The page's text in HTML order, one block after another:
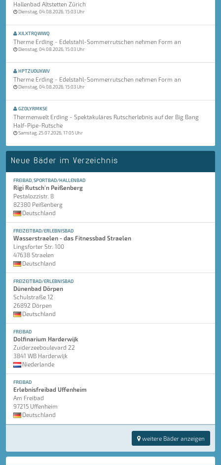
Hallenbad Altstetten Zürich
Dienstag, 04.08.2026, 15:03 Uhr
XJLXTRQWWQ
Therme Erding - Edelstahl-Sommerrutschen nehmen Form an
Dienstag, 04.08.2026, 15:03 Uhr
HPTZUOUXWV
Therme Erding - Edelstahl-Sommerrutschen nehmen Form an
Dienstag, 04.08.2026, 15:03 Uhr
GZDLYRMKSE
Thermenwelt Erding - Spektakuläres Rutscherlebnis auf der Big Bang
Half-Pipe-Rutsche
Samstag, 25.07.2026, 17:05 Uhr
Neue Bäder im Verzeichnis
FREIBAD, SPORTBAD/HALLENBAD
Rigi Rutsch'n Peißenberg
Pestalozzistr. 8
82380 Peißenberg
Deutschland
FREIZEITBAD/ERLEBNISBAD
Wasserstraelen - das Fitnessbad Straelen
Lingsforter Str. 100
47638 Straelen
Deutschland
FREIZEITBAD/ERLEBNISBAD
Dünenbad Dörpen
Schulstraße 12
26892 Dörpen
Deutschland
FREIBAD
Dolfinarium Harderwijk
Zuiderzeeboulevard 22
3841 WB Harderwijk
Niederlande
FREIBAD
Erlebnisfreibad Uffenheim
Am Freibad
97215 Uffenheim
Deutschland
weitere Bäder anzeigen